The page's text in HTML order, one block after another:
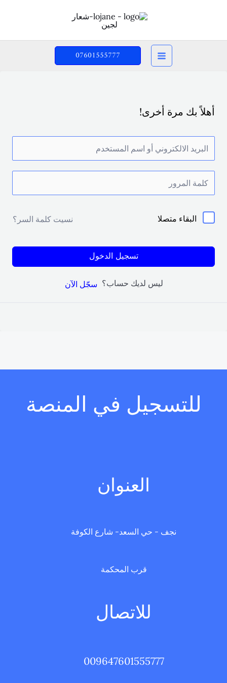
07601555777
أهلاً بك مرة أخرى!
البقاء متصلا نسيت كلمة السر؟
تسجيل الدخول
ليس لديك حساب؟ سجّل الآن
للتسجيل في المنصة
العنوان
نجف - حي السعد- شارع الكوفة
قرب المحكمة
للاتصال
009647601555777